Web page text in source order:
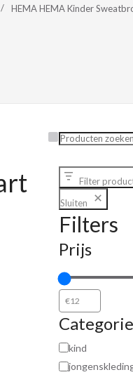
HEMA HEMA Kinder
Zoeken
Filter
Sluiten
Filters
Prijs
Categorie
kind